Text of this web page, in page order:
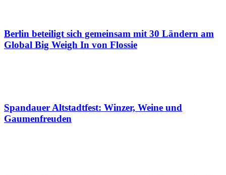
Berlin beteiligt sich gemeinsam mit 30 Ländern am
Global Big Weigh In von Flossie
Spandauer Altstadtfest: Winzer, Weine und
Gaumenfreuden